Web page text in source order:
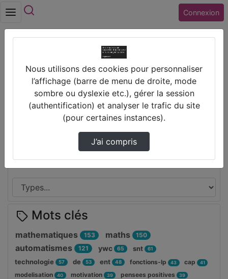
Connexion
DRAAF Centre
Thèmes de DRAAF Centre
Disciplines
Types
Mots clés
mathematiques 153 maths 150
automatismes 121 ywc 65 snt 61
technologie 57 de 53 ent 48 fonctions-lp 43 cap 41
modelisation 40 motivation 39 pensees positives 39
Nous utilisons des cookies pour personnaliser
l’affichage (barre de menu de droite, mode
sombre ou dyslexie etc.), gérer la session
(authentification) et analyser le trafic du site
(pour certaines instances).
J’ai compris